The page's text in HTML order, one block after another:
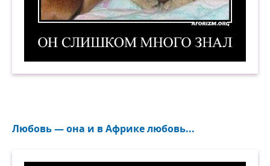
Любовь — она и в Африке любовь...